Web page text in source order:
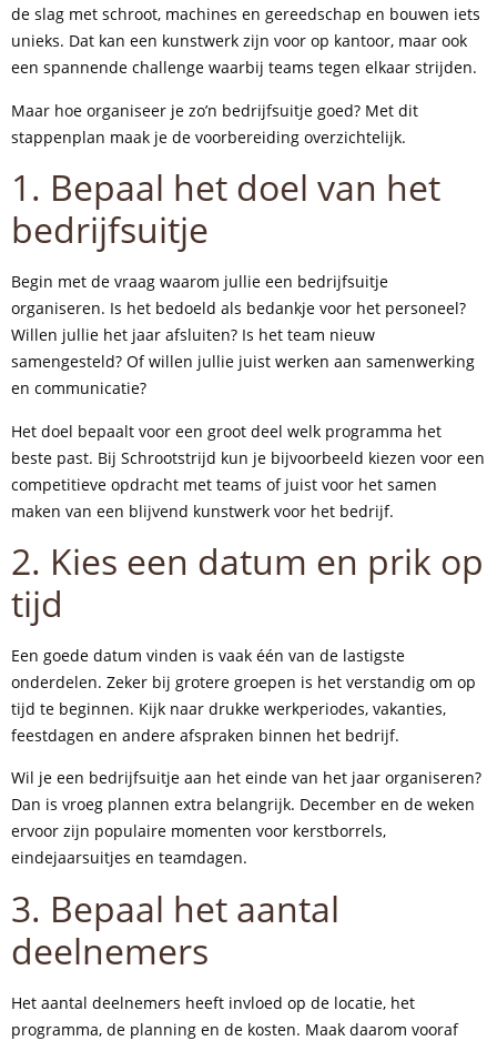
de slag met schroot, machines en gereedschap en bouwen iets
unieks. Dat kan een kunstwerk zijn voor op kantoor, maar ook
een spannende challenge waarbij teams tegen elkaar strijden.
Maar hoe organiseer je zo’n bedrijfsuitje goed? Met dit
stappenplan maak je de voorbereiding overzichtelijk.
1. Bepaal het doel van het
bedrijfsuitje
Begin met de vraag waarom jullie een bedrijfsuitje
organiseren. Is het bedoeld als bedankje voor het personeel?
Willen jullie het jaar afsluiten? Is het team nieuw
samengesteld? Of willen jullie juist werken aan samenwerking
en communicatie?
Het doel bepaalt voor een groot deel welk programma het
beste past. Bij Schrootstrijd kun je bijvoorbeeld kiezen voor een
competitieve opdracht met teams of juist voor het samen
maken van een blijvend kunstwerk voor het bedrijf.
2. Kies een datum en prik op
tijd
Een goede datum vinden is vaak één van de lastigste
onderdelen. Zeker bij grotere groepen is het verstandig om op
tijd te beginnen. Kijk naar drukke werkperiodes, vakanties,
feestdagen en andere afspraken binnen het bedrijf.
Wil je een bedrijfsuitje aan het einde van het jaar organiseren?
Dan is vroeg plannen extra belangrijk. December en de weken
ervoor zijn populaire momenten voor kerstborrels,
eindejaarsuitjes en teamdagen.
3. Bepaal het aantal
deelnemers
Het aantal deelnemers heeft invloed op de locatie, het
programma, de planning en de kosten. Maak daarom vooraf